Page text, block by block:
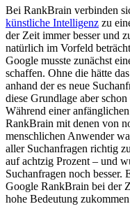
Bei RankBrain verbinden
künstliche Intelligenz zu
der Zeit immer besser und
natürlich im Vorfeld
Google musste zunächst
schaffen. Ohne die hätte
anhand der es neue
diese Grundlage aber
Während einer
RankBrain mit denen von
menschlichen Anwender
aller Suchanfragen richtig
auf achtzig Prozent – und
Suchanfragen noch besser.
Google RankBrain bei der
hohe Bedeutung zukommen